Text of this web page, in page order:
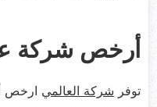
أرخص شركة
توفر شركة العالمي ارخص